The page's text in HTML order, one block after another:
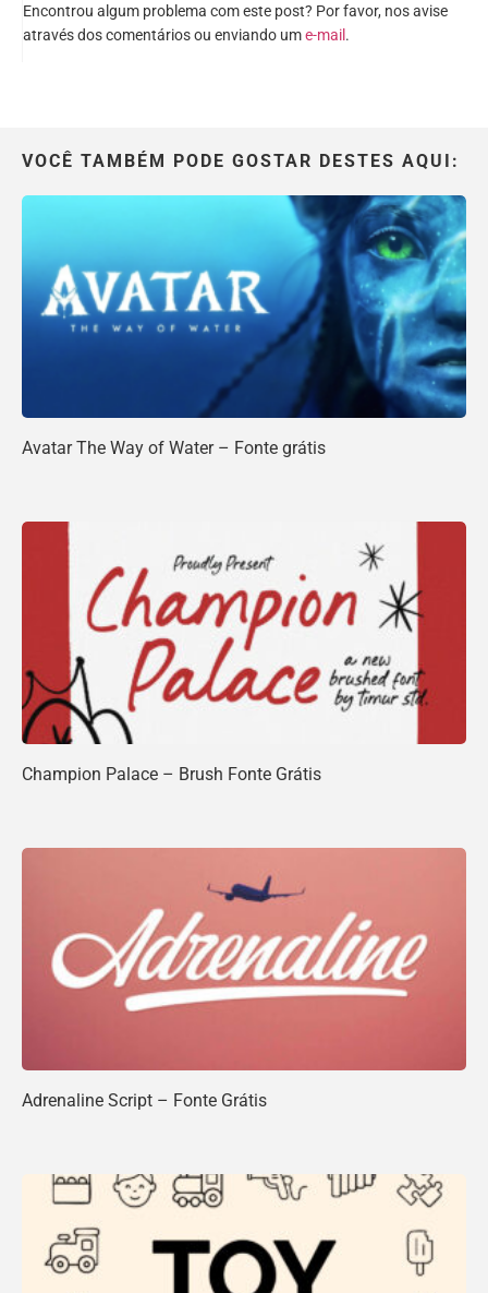
Encontrou algum problema com este post? Por favor, nos avise
através dos comentários ou enviando ume-mail .
VOCÊ TAMBÉM PODE GOSTAR DESTES AQUI:
Avatar The Way of Water – Fonte grátis
Champion Palace – Brush Fonte Grátis
Adrenaline Script – Fonte Grátis